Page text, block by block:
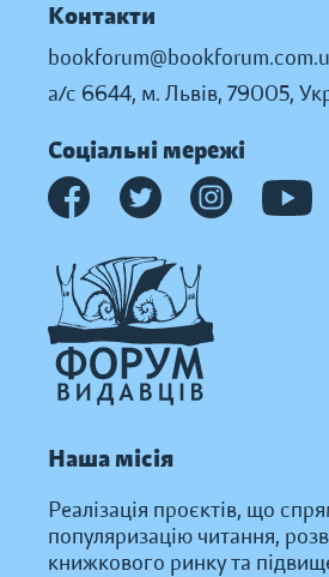
Контакти
а/с 6644, м. Львів, 79005,
Соціальні мережі
Наша місія
Реалізація проєктів, що
популяризацію читання,
книжкового ринку та